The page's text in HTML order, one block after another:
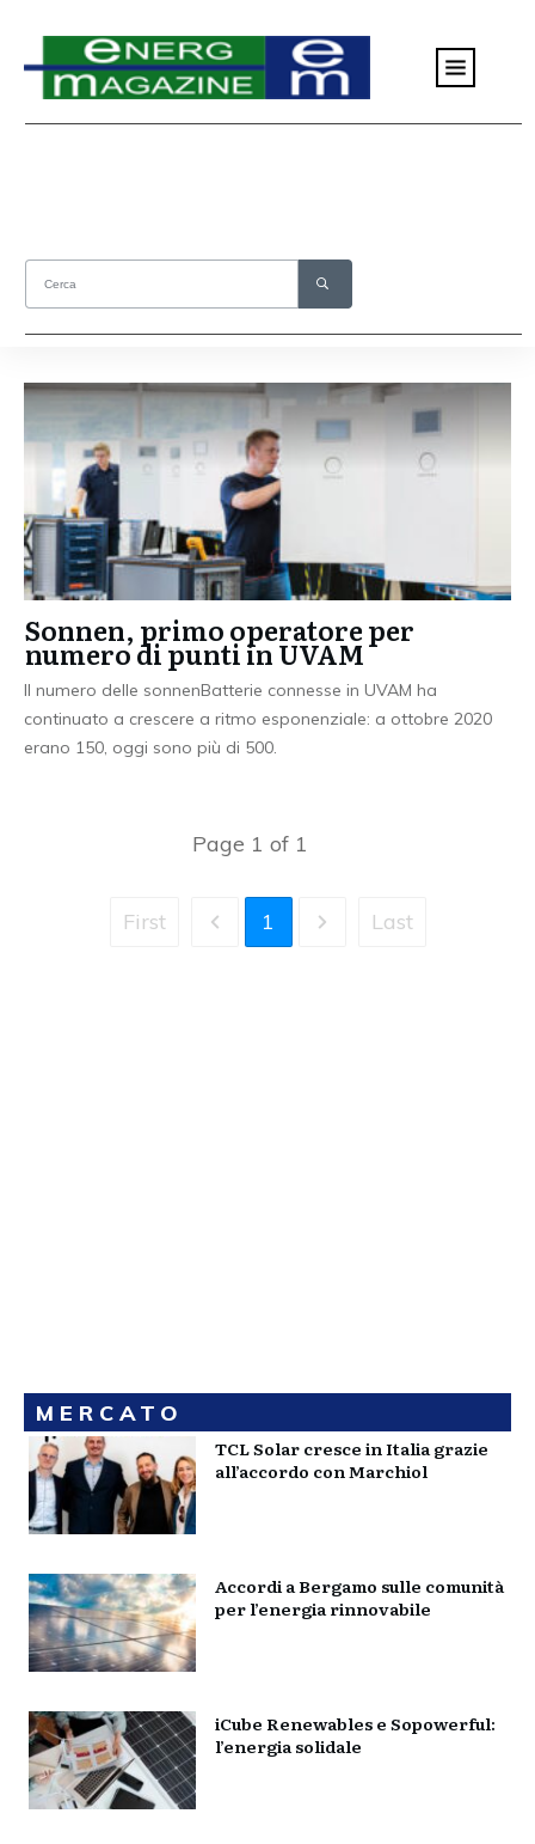
Sonnen, primo operatore per
numero di punti in UVAM
Il numero delle sonnenBatterie connesse in UVAM ha
continuato a crescere a ritmo esponenziale: a ottobre 2020
erano 150, oggi sono più di 500.
Page 1 of 1
First 1 Last
MERCATO
TCL Solar cresce in Italia grazie
all’accordo con Marchiol
Accordi a Bergamo sulle comunità
per l’energia rinnovabile
iCube Renewables e Sopowerful:
l’energia solidale